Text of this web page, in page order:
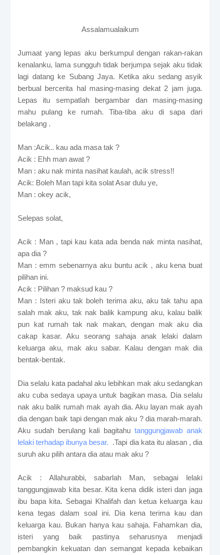
Assalamualaikum
Jumaat yang lepas aku berkumpul dengan rakan-rakan
kenalanku, lama sungguh tidak berjumpa sejak aku tidak
lagi datang ke Subang Jaya. Ketika aku sedang asyik
berbual bercerita hal masing-masing dekat 2 jam juga.
Lepas itu sempatlah bergambar dan masing-masing
mahu pulang ke rumah. Tiba-tiba aku di sapa dari
belakang .
Man :Acik.. kau ada masa tak ?
Acik : Ehh man awat ?
Man : aku nak minta nasihat kaulah, acik stress!!
Acik: Boleh Man tapi kita solat Asar dulu ye,
Man : okey acik,
Selepas solat,
Acik : Man , tapi kau kata ada benda nak minta nasihat,
apa dia ?
Man : emm sebenarnya aku buntu acik , aku kena buat
pilihan ini.
Acik : Pilihan ? maksud kau ?
Man : Isteri aku tak boleh terima aku, aku tak tahu apa
salah mak aku, tak nak balik kampung aku, kalau balik
pun kat rumah tak nak makan, dengan mak aku dia
cakap kasar. Aku seorang sahaja anak lelaki dalam
keluarga aku, mak aku sabar. Kalau dengan mak dia
bentak-bentak.
Dia selalu kata padahal aku lebihkan mak aku sedangkan
aku cuba sedaya upaya untuk bagikan masa. Dia selalu
nak aku balik rumah mak ayah dia. Aku layan mak ayah
dia dengan baik tapi dengan mak aku ? dia marah-marah.
Aku sudah berulang kali bagitahutanggungjawab anak
lelaki terhadap ibunya besar. .Tapi dia kata itu alasan , dia
suruh aku pilih antara dia atau mak aku ?
Acik : Allahurabbi, sabarlah Man, sebagai lelaki
tanggungjawab kita besar. Kita kena didik isteri dan jaga
ibu bapa kita. Sebagai Khalifah dan ketua keluarga kau
kena tegas dalam soal ini. Dia kena terima kau dan
keluarga kau. Bukan hanya kau sahaja. Fahamkan dia,
isteri yang baik pastinya seharusnya menjadi
pembangkin kekuatan dan semangat kepada kebaikan